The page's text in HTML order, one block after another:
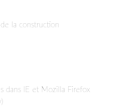
la construction
dans IE et Mozilla Firefox